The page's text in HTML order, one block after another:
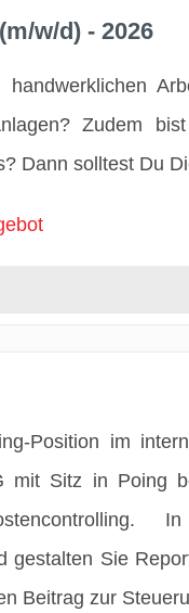
w/d) - 2026
Zudem
Dann solltest Du
Position im
mit Sitz in Poing
gestalten Sie
Beitrag zur